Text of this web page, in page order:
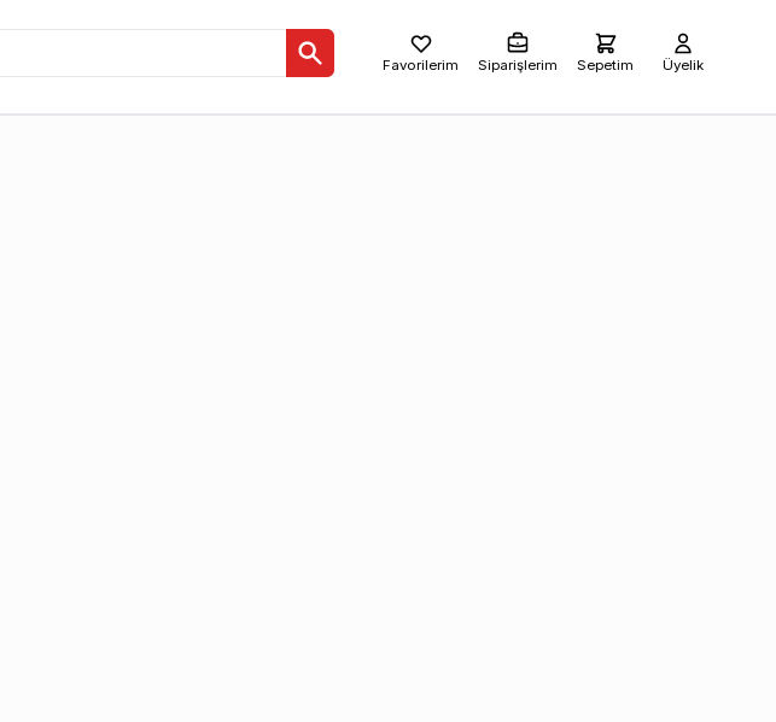
Favorilerim Siparişlerim Sepetim Üyelik